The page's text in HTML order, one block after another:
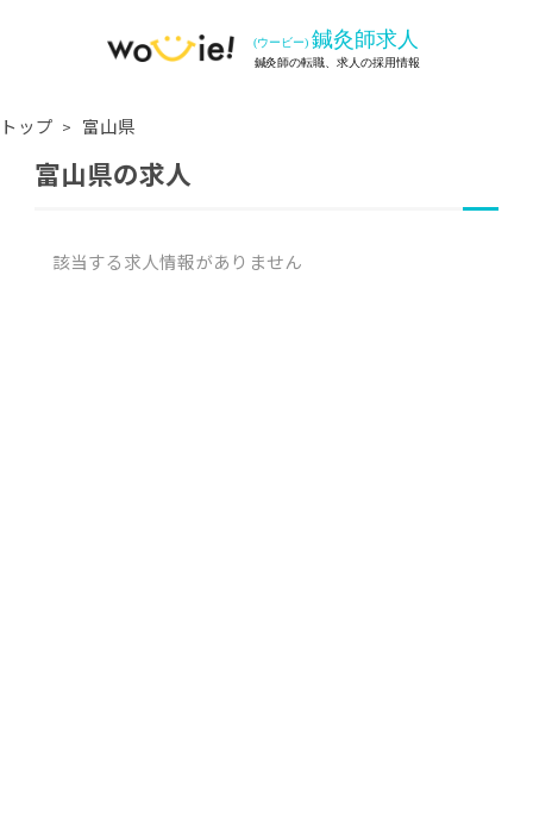
トップ 富山県
富山県の求人
該当する求人情報がありません